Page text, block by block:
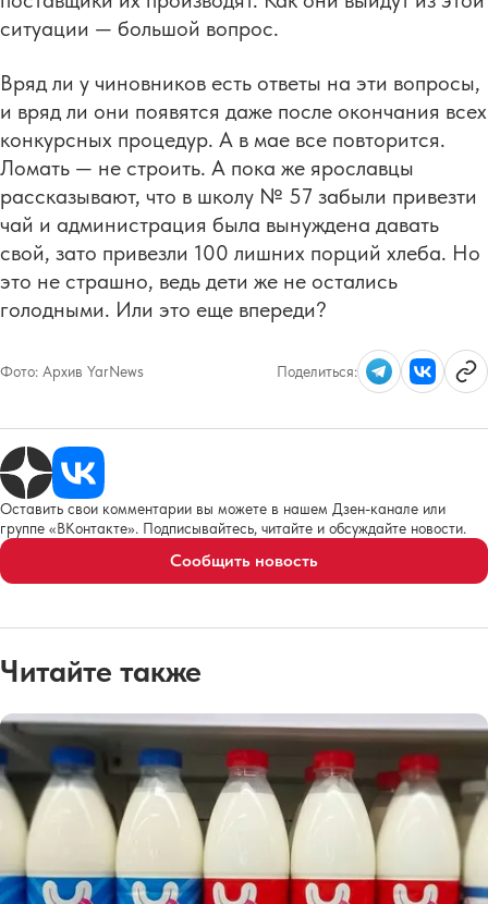
ситуации — большой вопрос.
Вряд ли у чиновников есть ответы на эти вопросы,
и вряд ли они появятся даже после окончания всех
конкурсных процедур. А в мае все повторится.
Ломать — не строить. А пока же ярославцы
рассказывают, что в школу № 57 забыли привезти
чай и администрация была вынуждена давать
свой, зато привезли 100 лишних порций хлеба. Но
это не страшно, ведь дети же не остались
голодными. Или это еще впереди?
Фото: Архив YarNews Поделиться:
Оставить свои комментарии вы можете в нашем Дзен-канале или
группе «ВКонтакте». Подписывайтесь, читайте и обсуждайте новости.
Сообщить новость
Читайте также